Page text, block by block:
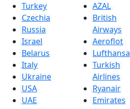
Turkey
Czechia
Russia
Israel
Belarus
Italy
Ukraine
USA
UAE
AZAL
British
Airways
Aeroflot
Lufthansa
Turkish
Airlines
Ryanair
Emirates